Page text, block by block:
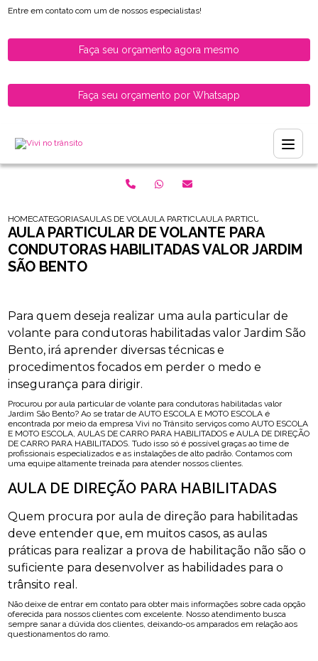
Entre em contato com um de nossos especialistas!
Faça seu orçamento agora mesmo
Faça seu orçamento por Whatsapp
HOMECATEGORIASAULAS DE VOLANTE PARA HABILITADOS
AULA PARTICULAR DE VOLANTE PARA
AULA PARTICULAR DE
AULA PARTICULAR DE VOLANTE PARA
CONDUTORAS HABILITADAS VALOR JARDIM
SÃO BENTO
Para quem deseja realizar uma aula particular de
volante para condutoras habilitadas valor Jardim São
Bento, irá aprender diversas técnicas e
procedimentos focados em perder o medo e
insegurança para dirigir.
Procurou por aula particular de volante para condutoras habilitadas valor
Jardim São Bento? Ao se tratar de AUTO ESCOLA E MOTO ESCOLA é
encontrada por meio da empresa Vivi no Trânsito serviços como AUTO ESCOLA
E MOTO ESCOLA, AULAS DE CARRO PARA HABILITADOS e AULA DE DIREÇÃO
DE CARRO PARA HABILITADOS. Tudo isso só é possível graças ao time de
profissionais especializados e as instalações de alto padrão. Contamos com
uma equipe altamente treinada para atender nossos clientes.
AULA DE DIREÇÃO PARA HABILITADAS
Quem procura por aula de direção para habilitadas
deve entender que, em muitos casos, as aulas
práticas para realizar a prova de habilitação não são o
suficiente para desenvolver as habilidades para o
trânsito real.
Não deixe de entrar em contato para obter mais informações sobre cada opção
oferecida para nossos clientes com excelente. Nosso atendimento busca
sempre sanar a dúvida dos clientes, deixando-os amparados em relação aos
questionamentos do ramo.